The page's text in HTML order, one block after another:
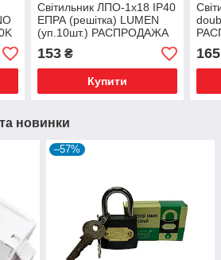
Світильник ЛПО-1х18 IP40
ЕПРА (решітка) LUMEN
(уп.10шт.) РАСПРОДАЖА
153₴
Купити
165
новинки
–57%